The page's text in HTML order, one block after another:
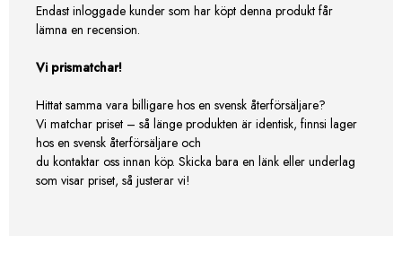
Endast inloggade kunder som har köpt denna produkt får
lämna en recension.
Vi prismatchar!
Hittat samma vara billigare hos en svensk återförsäljare?
Vi matchar priset – så länge produkten är identisk, finnsi lager
hos en svensk återförsäljare och
du kontaktar oss innan köp. Skicka bara en länk eller underlag
som visar priset, så justerar vi!